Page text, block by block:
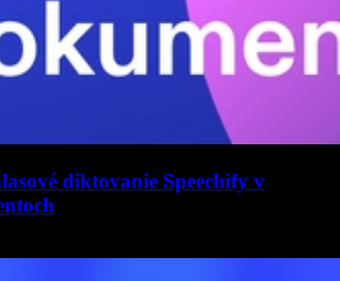
diktovanie Speechify v